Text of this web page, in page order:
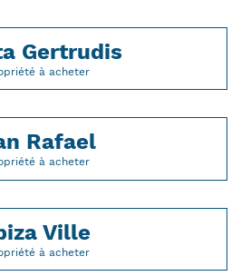
Gertrudis
à acheter
Rafael
à acheter
Ville
à acheter